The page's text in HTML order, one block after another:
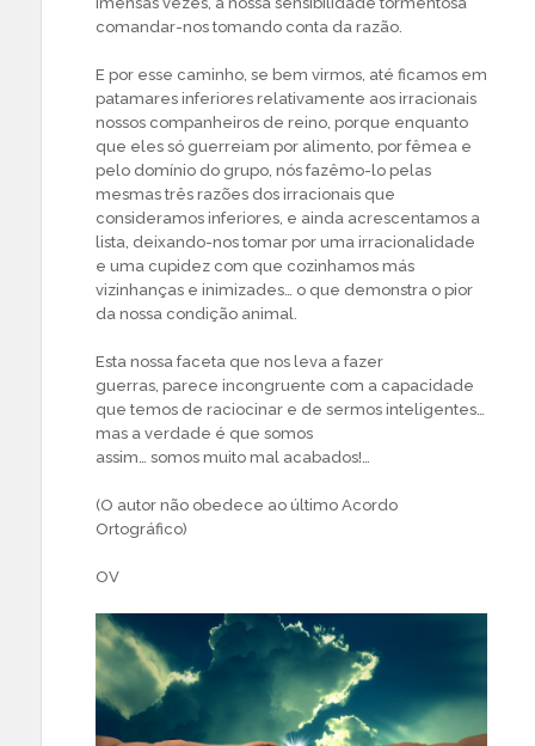
comandar-nos tomando conta da razão.
E por esse caminho, se bem virmos, até ficamos em
patamares inferiores relativamente aos irracionais
nossos companheiros de reino, porque enquanto
que eles só guerreiam por alimento, por fêmea e
pelo domínio do grupo, nós fazêmo-lo pelas
mesmas três razões dos irracionais que
consideramos inferiores, e ainda acrescentamos a
lista, deixando-nos tomar por uma irracionalidade
e uma cupidez com que cozinhamos más
vizinhanças e inimizades… o que demonstra o pior
da nossa condição animal.
Esta nossa faceta que nos leva a fazer
guerras, parece incongruente com a capacidade
que temos de raciocinar e de sermos inteligentes…
mas a verdade é que somos
assim… somos muito mal acabados!…
(O autor não obedece ao último Acordo
Ortográfico)
OV